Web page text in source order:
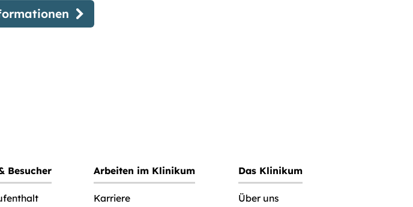
Besucher Arbeiten im Klinikum
Karriere
Das Klinikum
Über uns